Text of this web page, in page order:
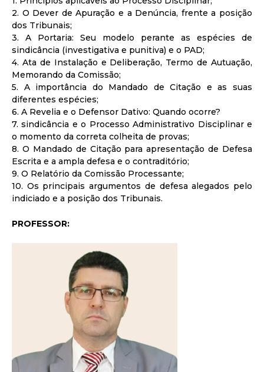
2. O Dever de Apuração e a Denúncia, frente a posição
dos Tribunais;
3. A Portaria: Seu modelo perante as espécies de
sindicância (investigativa e punitiva) e o PAD;
4. Ata de Instalação e Deliberação, Termo de Autuação,
Memorando da Comissão;
5. A importância do Mandado de Citação e as suas
diferentes espécies;
6. A Revelia e o Defensor Dativo: Quando ocorre?
7. sindicância e o Processo Administrativo Disciplinar e
o momento da correta colheita de provas;
8. O Mandado de Citação para apresentação de Defesa
Escrita e a ampla defesa e o contraditório;
9. O Relatório da Comissão Processante;
10. Os principais argumentos de defesa alegados pelo
indiciado e a posição dos Tribunais.
PROFESSOR: